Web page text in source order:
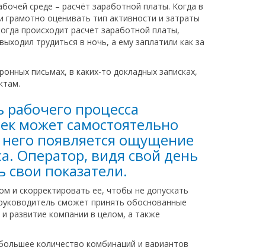
среде – расчёт заработной платы. Когда в
оценивать тип активности и затраты
происходит расчет заработной платы,
трудиться в ночь, а ему заплатили как за
письмах, в каких-то докладных записках,
рабочего процесса
может самостоятельно
него появляется ощущение
Оператор, видя свой день
свои показатели.
и скорректировать ее, чтобы не допускать
сможет принять обоснованные
развитие компании в целом, а также
количество комбинаций и вариантов